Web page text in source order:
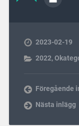
2023-02-19
2022,
Föregående
Nästa inlägg